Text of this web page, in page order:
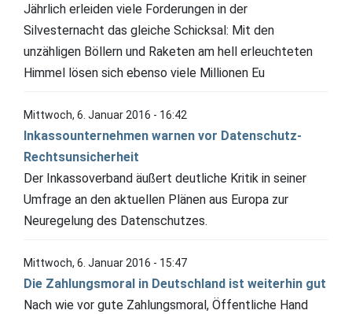
Jährlich erleiden viele Forderungen in der
Silvesternacht das gleiche Schicksal: Mit den
unzähligen Böllern und Raketen am hell erleuchteten
Himmel lösen sich ebenso viele Millionen Eu
Mittwoch, 6. Januar 2016 - 16:42
Inkassounternehmen warnen vor Datenschutz-
Rechtsunsicherheit
Der Inkassoverband äußert deutliche Kritik in seiner
Umfrage an den aktuellen Plänen aus Europa zur
Neuregelung des Datenschutzes.
Mittwoch, 6. Januar 2016 - 15:47
Die Zahlungsmoral in Deutschland ist weiterhin gut
Nach wie vor gute Zahlungsmoral, Öffentliche Hand